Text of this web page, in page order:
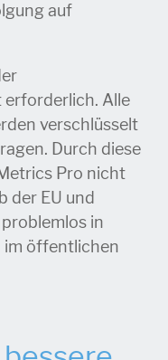
auf
erforderlich. Alle
verschlüsselt
Durch diese
Pro nicht
der EU und
in
im öffentlichen